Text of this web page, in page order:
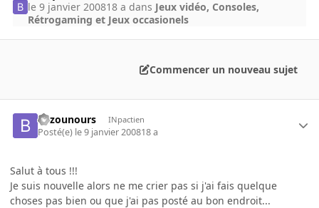
le 9 janvier 200818 a dans Jeux vidéo, Consoles,
Rétrogaming et Jeux occasionels
Commencer un nouveau sujet
Byzounours INpactien
Posté(e) le 9 janvier 200818 a
Salut à tous !!!
Je suis nouvelle alors ne me crier pas si j'ai fais quelque
choses pas bien ou que j'ai pas posté au bon endroit...